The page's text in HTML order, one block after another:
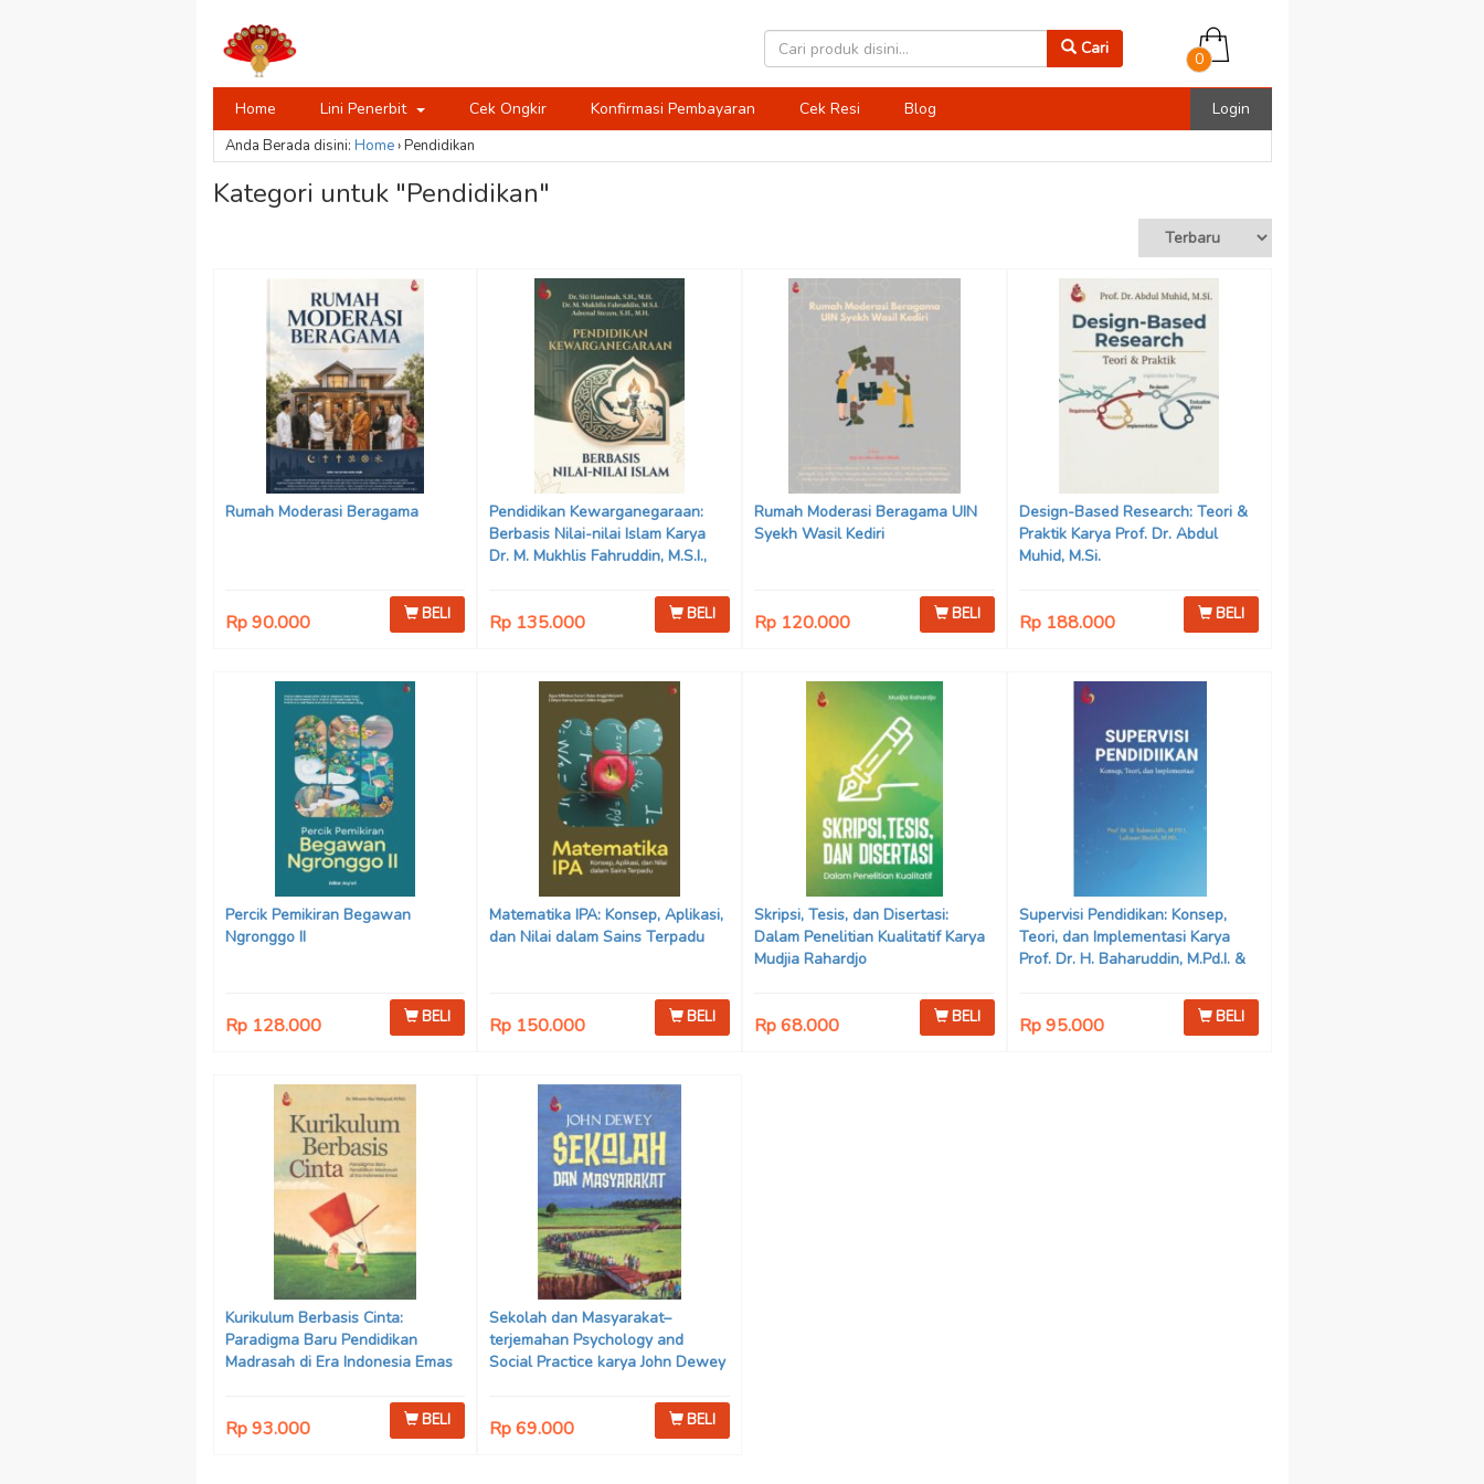
Cari
0
Home Lini Penerbit Cek Ongkir Konfirmasi Pembayaran Cek Resi Blog Login
Anda Berada disini: Home›Pendidikan
Kategori untuk "Pendidikan"
Rumah Moderasi Beragama
Rp 90.000 BELI
Pendidikan Kewarganegaraan:
Berbasis Nilai-nilai Islam Karya
Dr. M. Mukhlis Fahruddin, M.S.I.,
Adrenal Stezen, S.H., M.H.
Rp 135.000 BELI
Rumah Moderasi Beragama UIN
Syekh Wasil Kediri
Rp 120.000 BELI
Design-Based Research: Teori &
Praktik Karya Prof. Dr. Abdul
Muhid, M.Si.
Rp 188.000 BELI
Percik Pemikiran Begawan
Ngronggo II
Rp 128.000 BELI
Matematika IPA: Konsep, Aplikasi,
dan Nilai dalam Sains Terpadu
Rp 150.000 BELI
Skripsi, Tesis, dan Disertasi:
Dalam Penelitian Kualitatif Karya
Mudjia Rahardjo
Rp 68.000 BELI
Supervisi Pendidikan: Konsep,
Teori, dan Implementasi Karya
Prof. Dr. H. Baharuddin, M.Pd.I. &
Rp 95.000 BELI
Kurikulum Berbasis Cinta:
Paradigma Baru Pendidikan
Madrasah di Era Indonesia Emas
Rp 93.000 BELI
Sekolah dan Masyarakat–
terjemahan Psychology and
Social Practice karya John Dewey
Rp 69.000 BELI